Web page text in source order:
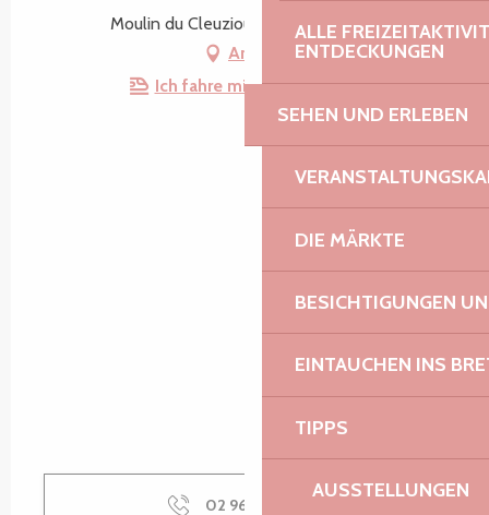
ALLE
ENTDECKUNGEN
SEHEN UND ERLEBEN
DIE MÄRKTE
BESICHTIGUNGEN
EINTAUCHEN INS
TIPPS
AUSSTELLUNGEN
Moulin du Cleuziou, 22420 Trégrom
Anfahrt
Ich fahre mit dem Zug hin!
02 96 05 60